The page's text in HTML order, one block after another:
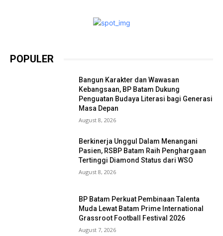
POPULER
Bangun Karakter dan Wawasan
Kebangsaan, BP Batam Dukung
Penguatan Budaya Literasi bagi Generasi
Masa Depan
August 8, 2026
Berkinerja Unggul Dalam Menangani
Pasien, RSBP Batam Raih Penghargaan
Tertinggi Diamond Status dari WSO
August 8, 2026
BP Batam Perkuat Pembinaan Talenta
Muda Lewat Batam Prime International
Grassroot Football Festival 2026
August 7, 2026